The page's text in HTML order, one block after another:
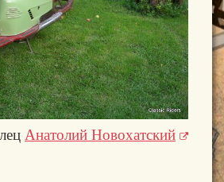
Анатолий Новохатский